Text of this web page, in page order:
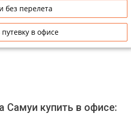
без перелета
в офисе
Самуи купить в офисе: